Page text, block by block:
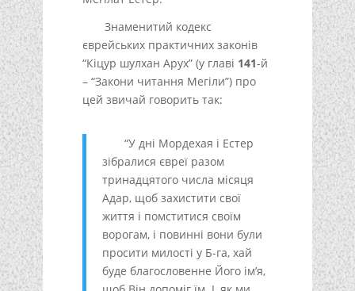
Знаменитий кодекс
єврейських практичних законів
“Кіцур шулхан Арух” (у главі 141-й
– “Закони читання Мегіли”) про
цей звичай говорить так:
“У дні Мордехая і Естер
зібралися євреї разом
тринадцятого числа місяця
Адар, щоб захистити свої
життя і помститися своїм
ворогам, і повинні вони були
просити милості у Б-га, хай
буде благословенне Його ім’я,